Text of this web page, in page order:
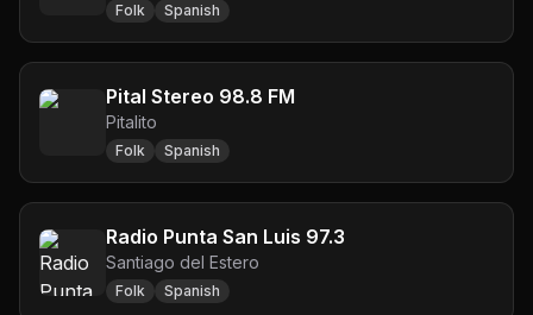
Folk Spanish
Pital Stereo 98.8 FM
Pitalito
Folk Spanish
Radio Punta San Luis 97.3
Santiago del Estero
Folk Spanish